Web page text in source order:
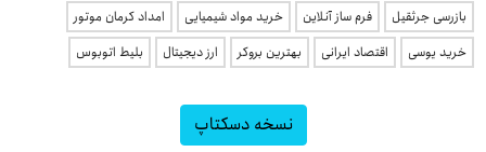
بازرسی جرثقیل فرم ساز آنلاین خرید مواد شیمیایی
امداد کرمان موتور
خرید یوسی
اقتصاد ایرانی بهترین بروکر ارز دیجیتال بلیط اتوبوس
نسخه دسکتاپ